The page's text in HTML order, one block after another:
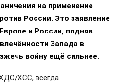
на применение
России. Это заявление
и России, подняв
Запада в
войну ещё сильнее.
ХСС, всегда